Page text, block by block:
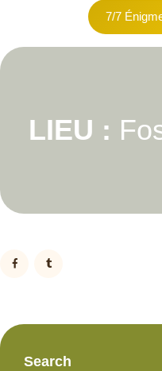
7/7
LIEU :
Search